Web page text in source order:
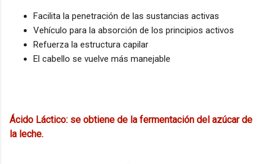
Facilita la penetración de las sustancias activas
Vehículo para la absorción de los principios activos
Refuerza la estructura capilar
El cabello se vuelve más manejable
Ácido Láctico: se obtiene de la fermentación del azúcar de
la leche.